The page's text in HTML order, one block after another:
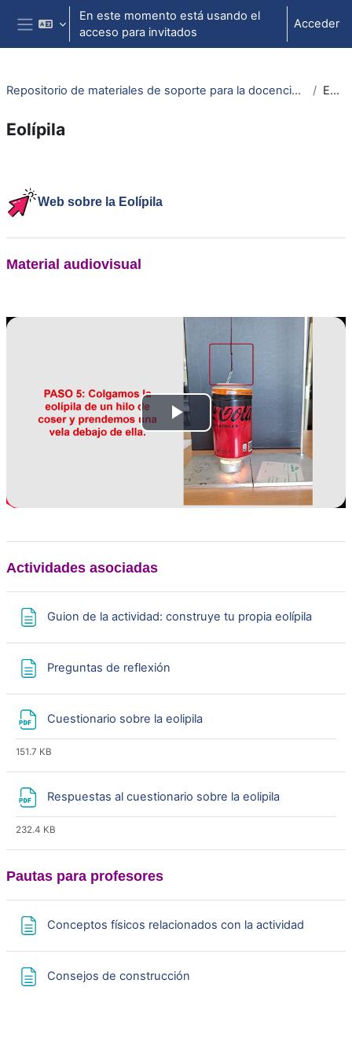
Salta al contenido principal
Panel lateral
En este momento está usando el
acceso para invitados
Acceder
Repositorio de materiales de soporte para la docencia de la física universitaria II Eolípila
Eolípila
Web sobre la Eolípila
Material audiovisual
R
e
p
r
u
i
í
d
o
Actividades asociadas
Guion de la actividad: construye tu propia eolípilaPágina
Preguntas de reflexión
Cuestionario sobre la eolipila
151.7 KB
Respuestas al cuestionario sobre la eolipila
232.4 KB
Pautas para profesores
Conceptos físicos relacionados con la actividad
Consejos de construcción